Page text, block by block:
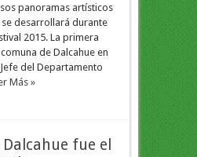
panoramas artísticos
desarrollará durante
2015. La primera
de Dalcahue en
del Departamento
Más »
fue el